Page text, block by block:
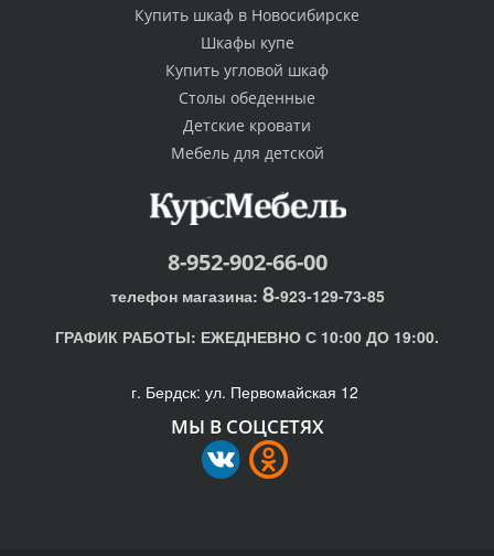
Купить шкаф в Новосибирске
Шкафы купе
Купить угловой шкаф
Столы обеденные
Детские кровати
Мебель для детской
8-952-902-66-00
телефон магазина: 8-923-129-73-85
ГРАФИК РАБОТЫ: ЕЖЕДНЕВНО С 10:00 ДО 19:00.
г. Бердск: ул. Первомайская 12
МЫ В СОЦСЕТЯХ